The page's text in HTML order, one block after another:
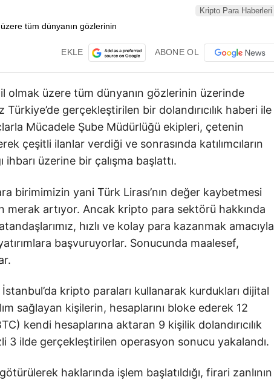
Kripto Para Haberleri
EKLE ABONE OL
olmak üzere tüm dünyanın gözlerinin üzerinde
gerçekleştirilen bir dolandırıcılık haberi ile
Mücadele Şube Müdürlüğü ekipleri, çetenin
çeşitli ilanlar verdiği ve sonrasında katılımcıların
ihbarı üzerine bir çalışma başlattı.
birimimizin yani Türk Lirası’nın değer kaybetmesi
artıyor. Ancak kripto para sektörü hakkında
hızlı ve kolay para kazanmak amacıyla
başvuruyorlar. Sonucunda maalesef,
kripto paraları kullanarak kurdukları dijital
sağlayan kişilerin, hesaplarını bloke ederek 12
kendi hesaplarına aktaran 9 kişilik dolandırıcılık
3 ilde gerçekleştirilen operasyon sonucu yakalandı.
haklarında işlem başlatıldığı, firari zanlının